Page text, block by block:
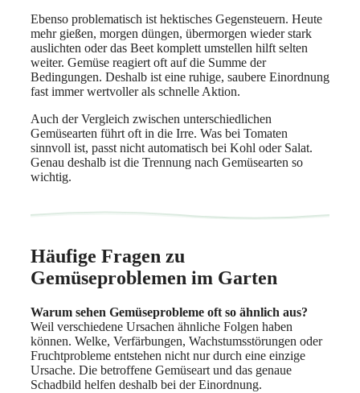
Ebenso problematisch ist hektisches Gegensteuern. Heute
mehr gießen, morgen düngen, übermorgen wieder stark
auslichten oder das Beet komplett umstellen hilft selten
weiter. Gemüse reagiert oft auf die Summe der
Bedingungen. Deshalb ist eine ruhige, saubere Einordnung
fast immer wertvoller als schnelle Aktion.
Auch der Vergleich zwischen unterschiedlichen
Gemüsearten führt oft in die Irre. Was bei Tomaten
sinnvoll ist, passt nicht automatisch bei Kohl oder Salat.
Genau deshalb ist die Trennung nach Gemüsearten so
wichtig.
Häufige Fragen zu
Gemüseproblemen im Garten
Warum sehen Gemüseprobleme oft so ähnlich aus?
Weil verschiedene Ursachen ähnliche Folgen haben
können. Welke, Verfärbungen, Wachstumsstörungen oder
Fruchtprobleme entstehen nicht nur durch eine einzige
Ursache. Die betroffene Gemüseart und das genaue
Schadbild helfen deshalb bei der Einordnung.